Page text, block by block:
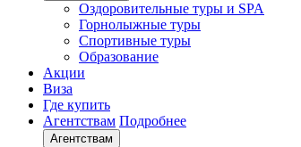
Оздоровительные туры и SPA
Горнолыжные туры
Спортивные туры
Образование
Акции
Виза
Где купить
Агентствам Подробнее
Агентствам